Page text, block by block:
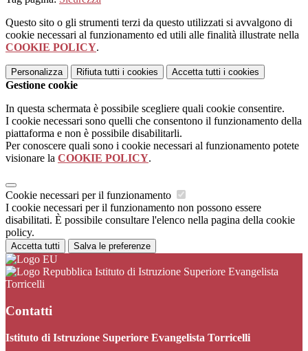
Questo sito o gli strumenti terzi da questo utilizzati si avvalgono di
cookie necessari al funzionamento ed utili alle finalità illustrate nella
COOKIE POLICY.
Personalizza Rifiuta tutti i cookies Accetta tutti i cookies
Gestione cookie
In questa schermata è possibile scegliere quali cookie consentire.
I cookie necessari sono quelli che consentono il funzionamento della
piattaforma e non è possibile disabilitarli.
Per conoscere quali sono i cookie necessari al funzionamento potete
visionare la COOKIE POLICY.
Cookie necessari per il funzionamento
I cookie necessari per il funzionamento non possono essere
disabilitati. È possibile consultare l'elenco nella pagina della cookie
policy.
Accetta tutti Salva le preferenze
Istituto di Istruzione Superiore Evangelista
Torricelli
Contatti
Istituto di Istruzione Superiore Evangelista Torricelli